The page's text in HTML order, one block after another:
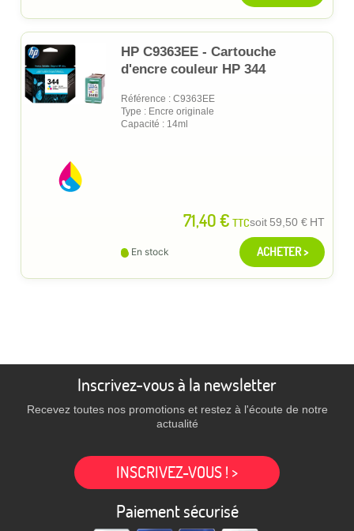
HP C9363EE - Cartouche
d'encre couleur HP 344
Référence : C9363EE
Type : Encre originale
Capacité : 14ml
71,40 € TTCsoit 59,50 € HT
En stock ACHETER >
Inscrivez-vous à la newsletter
Recevez toutes nos promotions et restez à l'écoute de notre
actualité
INSCRIVEZ-VOUS ! >
Paiement sécurisé